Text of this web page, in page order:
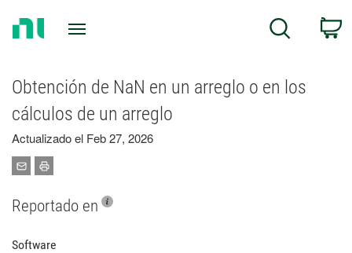
Search
Obtención de NaN en un arreglo o en los
cálculos de un arreglo
Actualizado el Feb 27, 2026
Reportado en
Software